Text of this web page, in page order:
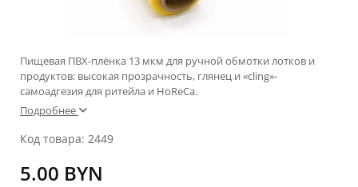
Пищевая ПВХ-плёнка 13 мкм для ручной обмотки лотков и
продуктов: высокая прозрачность, глянец и «cling»-
самоадгезия для ритейла и HoReCa.
Подробнее
Код товара: 2449
5.00 BYN